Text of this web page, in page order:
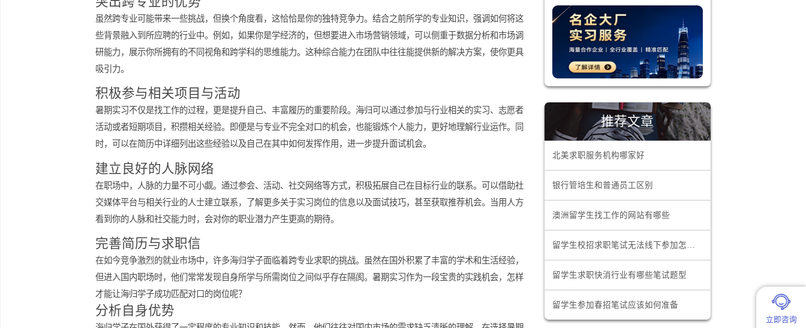
给招聘方留下深刻印象。
突出跨专业的优势
虽然跨专业可能带来一些挑战，但换个角度看，这恰恰是你的独特竞争力。结合之前所学的专业知识，强调如何将这
些背景融入到所应聘的行业中。例如，如果你是学经济的，但想要进入市场营销领域，可以侧重于数据分析和市场调
研能力，展示你所拥有的不同视角和跨学科的思维能力。这种综合能力在团队中往往能提供新的解决方案，使你更具
吸引力。
积极参与相关项目与活动
暑期实习不仅是找工作的过程，更是提升自己、丰富履历的重要阶段。海归可以通过参加与行业相关的实习、志愿者
活动或者短期项目，积攒相关经验。即便是与专业不完全对口的机会，也能锻炼个人能力，更好地理解行业运作。同
时，可以在简历中详细列出这些经验以及自己在其中如何发挥作用，进一步提升面试机会。
建立良好的人脉网络
在职场中，人脉的力量不可小觑。通过参会、活动、社交网络等方式，积极拓展自己在目标行业的联系。可以借助社
交媒体平台与相关行业的人士建立联系，了解更多关于实习岗位的信息以及面试技巧，甚至获取推荐机会。当用人方
看到你的人脉和社交能力时，会对你的职业潜力产生更高的期待。
完善简历与求职信
在如今竞争激烈的就业市场中，许多海归学子面临着跨专业求职的挑战。虽然在国外积累了丰富的学术和生活经验，
推荐文章
银行管培生和普通员工区别
澳洲留学生找工作的网站有哪些
留学生校招求职笔试无法线下参加怎么办